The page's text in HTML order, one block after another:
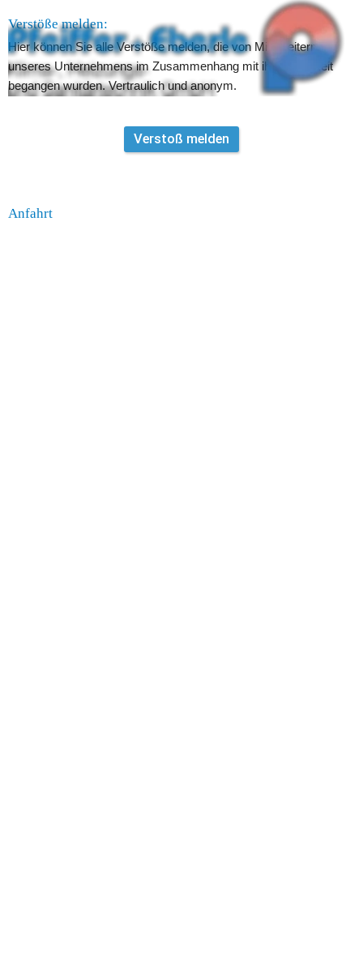
Verstöße melden:
Hier können Sie alle Verstöße melden, die von Mitarbeitern
unseres Unternehmens im Zusammenhang mit ihrer Tätigkeit
begangen wurden. Vertraulich und anonym.
Verstoß melden
Anfahrt